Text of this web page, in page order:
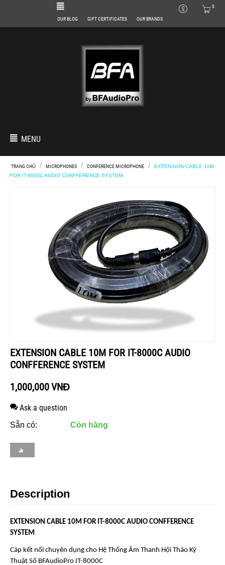
0
OUR BLOG GIFT CERTIFICATES OUR BRANDS
MENU
TRANG CHỦ / MICROPHONES / CONFERENCE MICROPHONE /
EXTENSION CABLE 10M
FOR IT-8000C AUDIO CONFFERENCE SYSTEM
EXTENSION CABLE 10M FOR IT-8000C AUDIO
CONFFERENCE SYSTEM
1,000,000VNĐ
Ask a question
Sẵn có: Còn hàng
Description
EXTENSION CABLE 10M FOR IT-8000C AUDIO CONFFERENCE
SYSTEM
Cáp kết nối chuyên dụng cho Hệ Thống Âm Thanh Hội Thảo Kỹ
Thuật Số BFAudioPro IT-8000C